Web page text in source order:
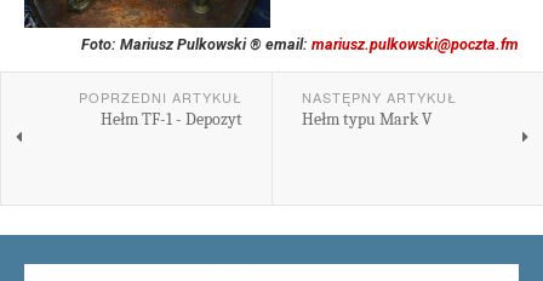
Foto: Mariusz Pulkowski ® email: mariusz.pulkowski@poczta.fm
POPRZEDNI ARTYKUŁ
Hełm TF-1 - Depozyt
NASTĘPNY ARTYKUŁ
Hełm typu Mark V